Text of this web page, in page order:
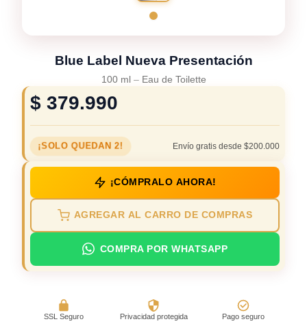
Blue Label Nueva Presentación
100 ml – Eau de Toilette
$ 379.990
¡SOLO QUEDAN 2! Envío gratis desde $200.000
¡CÓMPRALO AHORA!
AGREGAR AL CARRO DE COMPRAS
COMPRA POR WHATSAPP
SSL Seguro Privacidad protegida Pago seguro